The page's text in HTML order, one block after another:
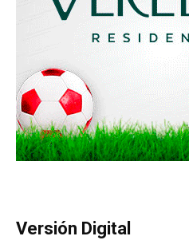
Versión Digital